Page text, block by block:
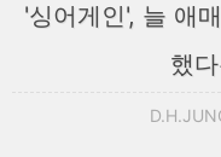
'싱어게인', 늘 애
했